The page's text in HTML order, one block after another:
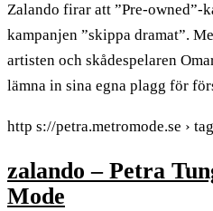
Zalando firar att ”Pre-owned”-
kampanjen ”skippa dramat”.
artisten och skådespelaren
lämna in sina egna plagg för
http s://petra.metromode.se ›
zalando – Petra
Mode